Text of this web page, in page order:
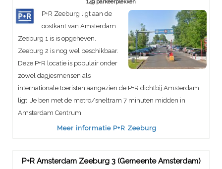
149 parkeerplekken
P+R Zeeburg ligt aan de
oostkant van Amsterdam.
Zeeburg 1 is is opgeheven.
Zeeburg 2 is nog wel beschikbaar.
Deze P+R locatie is populair onder
zowel dagjesmensen als
internationale toeristen aangezien de P+R dichtbij Amsterdam
ligt. Je ben met de metro/sneltram 7 minuten midden in
Amsterdam Centrum
Meer informatie P+R Zeeburg
P+R Amsterdam Zeeburg 3 (Gemeente Amsterdam)